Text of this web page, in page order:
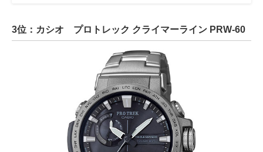
3位：カシオ プロトレック クライマーライン PRW-60